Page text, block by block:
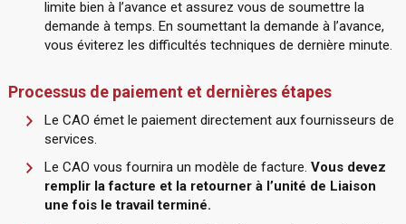
limite bien à l’avance et assurez vous de soumettre la
demande à temps. En soumettant la demande à l’avance,
vous éviterez les difficultés techniques de dernière minute.
Processus de paiement et dernières étapes
Le CAO émet le paiement directement aux fournisseurs de
services.
Le CAO vous fournira un modèle de facture. Vous devez
remplir la facture et la retourner à l’unité de Liaison
une fois le travail terminé.